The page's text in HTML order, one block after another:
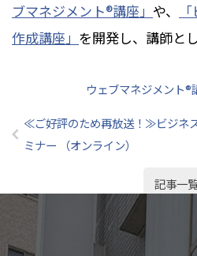
ブマネジメント®講座」 や、
作成講座」 を開発し、講師と
ウェブマネジメント®
≪ご好評のため再放送！≫ビジネ
ミナー （オンライン）
記事一